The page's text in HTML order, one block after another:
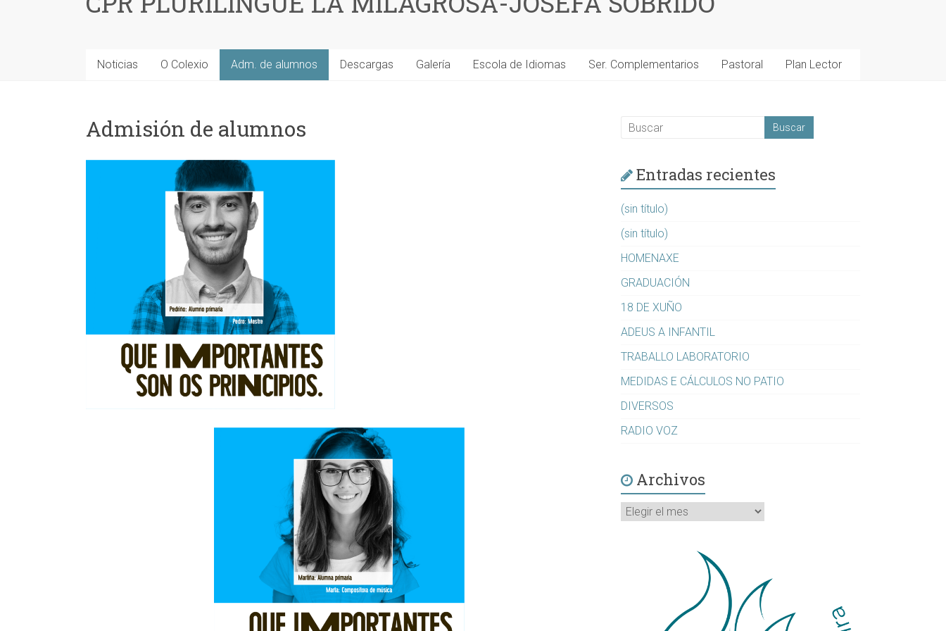
Noticias O Colexio Adm. de alumnos Descargas Galería Escola de Idiomas Ser. Complementarios Pastoral Plan Lector
Admisión de alumnos
Entradas recientes
(sin título)
(sin título)
HOMENAXE
GRADUACIÓN
18 DE XUÑO
ADEUS A INFANTIL
TRABALLO LABORATORIO
MEDIDAS E CÁLCULOS NO PATIO
DIVERSOS
RADIO VOZ
Archivos
Archivos